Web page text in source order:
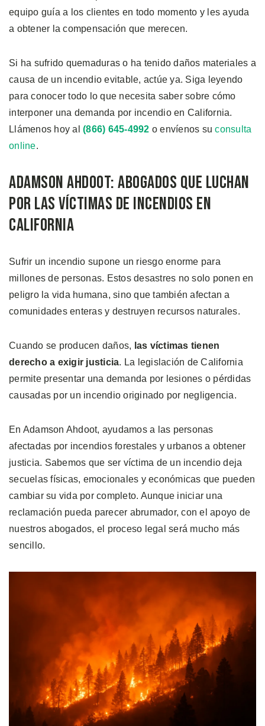
equipo guía a los clientes en todo momento y les ayuda
a obtener la compensación que merecen.
Si ha sufrido quemaduras o ha tenido daños materiales a
causa de un incendio evitable, actúe ya. Siga leyendo
para conocer todo lo que necesita saber sobre cómo
interponer una demanda por incendio en California.
Llámenos hoy al (866) 645-4992 o envíenos suconsulta
online.
Adamson Ahdoot: Abogados que Luchan
por las Víctimas de Incendios en
California
Sufrir un incendio supone un riesgo enorme para
millones de personas. Estos desastres no solo ponen en
peligro la vida humana, sino que también afectan a
comunidades enteras y destruyen recursos naturales.
Cuando se producen daños, las víctimas tienen
derecho a exigir justicia. La legislación de California
permite presentar una demanda por lesiones o pérdidas
causadas por un incendio originado por negligencia.
En Adamson Ahdoot, ayudamos a las personas
afectadas por incendios forestales y urbanos a obtener
justicia. Sabemos que ser víctima de un incendio deja
secuelas físicas, emocionales y económicas que pueden
cambiar su vida por completo. Aunque iniciar una
reclamación pueda parecer abrumador, con el apoyo de
nuestros abogados, el proceso legal será mucho más
sencillo.